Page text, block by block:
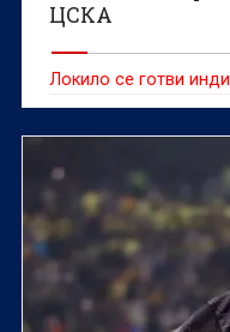
ЦСКА
Локило се готви